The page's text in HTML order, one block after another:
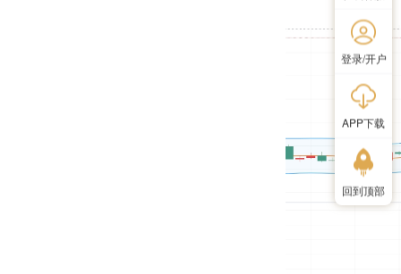
登录/开户
APP下载
回到顶部